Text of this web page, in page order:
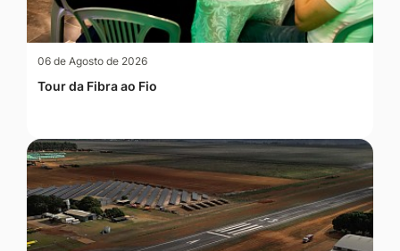
06 de Agosto de 2026
Tour da Fibra ao Fio